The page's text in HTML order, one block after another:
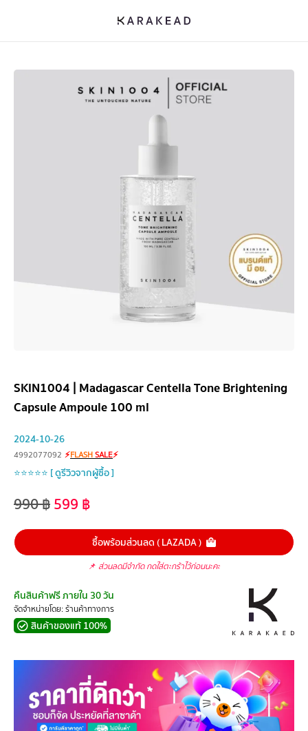
SKIN1004 | Madagascar Centella Tone Brightening
Capsule Ampoule 100 ml
2024-10-26
4992077092 ⚡FLASHSALE⚡
⭐⭐⭐⭐⭐ [ ดูรีวิวจากผู้ซื้อ ]
990฿599 ฿
ซื้อพร้อมส่วนลด ( LAZADA )
📌 ส่วนลดมีจำกัด กดใส่ตะกร้าไว้ก่อนนะคะ
คืนสินค้าฟรี ภายใน 30 วัน
จัดจำหน่ายโดย: ร้านค้าทางการ
สินค้าของแท้ 100%